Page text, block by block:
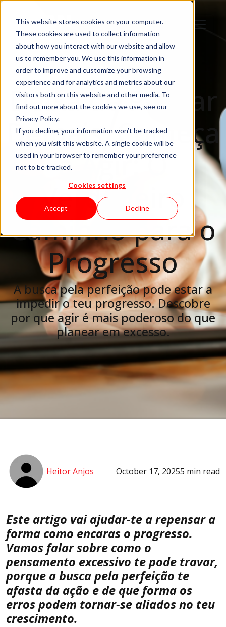
This website stores cookies on your computer.
These cookies are used to collect information
about how you interact with our website and allow
us to remember you. We use this information in
order to improve and customize your browsing
experience and for analytics and metrics about our
visitors both on this website and other media. To
find out more about the cookies we use, see our
Privacy Policy.
If you decline, your information won’t be tracked
when you visit this website. A single cookie will be
used in your browser to remember your preference
not to be tracked.
Cookies settings
Accept Decline
Deixa de Pensar
Demais, Começa
a Agir: O
Verdadeiro
Caminho para o
Progresso
A busca pela perfeição pode estar a
impedir o teu progresso. Descobre
por que agir é mais poderoso do que
planear em excesso.
Heitor Anjos October 17, 20255 min read
Este artigo vai ajudar-te a repensar a
forma como encaras o progresso.
Vamos falar sobre como o
pensamento excessivo te pode travar,
porque a busca pela perfeição te
afasta da ação e de que forma os
erros podem tornar-se aliados no teu
crescimento.